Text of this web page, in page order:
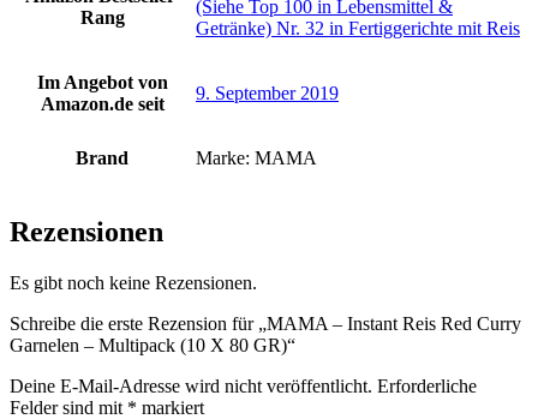
Rang
(Siehe Top 100 in Lebensmittel &
Getränke) Nr. 32 in Fertiggerichte mit Reis
Im Angebot von
Amazon.de seit
9. September 2019
Brand Marke: MAMA
Rezensionen
Es gibt noch keine Rezensionen.
Schreibe die erste Rezension für „MAMA – Instant Reis Red Curry
Garnelen – Multipack (10 X 80 GR)“
Deine E-Mail-Adresse wird nicht veröffentlicht. Erforderliche
Felder sind mit * markiert